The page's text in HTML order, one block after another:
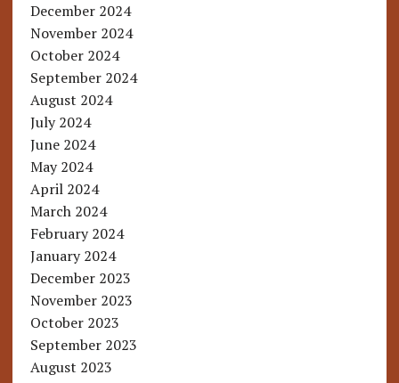
December 2024
November 2024
October 2024
September 2024
August 2024
July 2024
June 2024
May 2024
April 2024
March 2024
February 2024
January 2024
December 2023
November 2023
October 2023
September 2023
August 2023